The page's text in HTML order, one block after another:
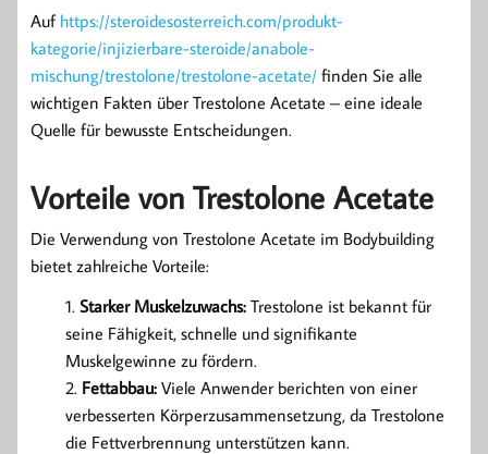
Auf https://steroidesosterreich.com/produkt-
kategorie/injizierbare-steroide/anabole-
mischung/trestolone/trestolone-acetate/ finden Sie alle
wichtigen Fakten über Trestolone Acetate – eine ideale
Quelle für bewusste Entscheidungen.
Vorteile von Trestolone Acetate
Die Verwendung von Trestolone Acetate im Bodybuilding
bietet zahlreiche Vorteile:
Starker Muskelzuwachs: Trestolone ist bekannt für
seine Fähigkeit, schnelle und signifikante
Muskelgewinne zu fördern.
Fettabbau: Viele Anwender berichten von einer
verbesserten Körperzusammensetzung, da Trestolone
die Fettverbrennung unterstützen kann.